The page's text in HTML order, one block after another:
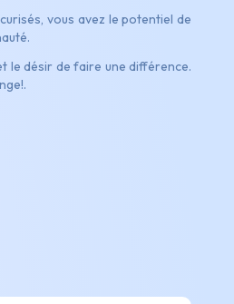
vous avez le potentiel de
le désir de faire une différence.